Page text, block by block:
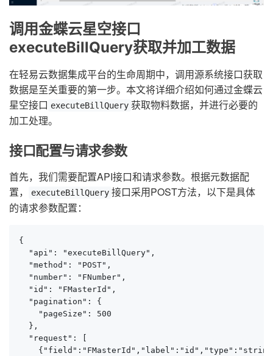
调用金蝶云星空接口
executeBillQuery获取并加工数据
在轻易云数据集成平台的生命周期中，调用源系统接口获取
数据是至关重要的第一步。本文将详细介绍如何通过金蝶云
星空接口 executeBillQuery 获取物料数据，并进行必要的
加工处理。
接口配置与请求参数
首先，我们需要配置API接口和请求参数。根据元数据配
置，
executeBillQuery 接口采用POST方法，以下是具体
的请求参数配置：
{
  "api": "executeBillQuery",
  "method": "POST",
  "number": "FNumber",
  "id": "FMasterId",
  "pagination": {
    "pageSize": 500
  },
  "request": [